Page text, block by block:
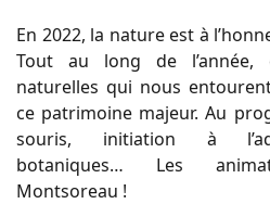
En 2022, la nature est à
Tout au long de l’année,
naturelles qui nous
ce patrimoine majeur. Au
souris, initiation à
botaniques… Les
Montsoreau !